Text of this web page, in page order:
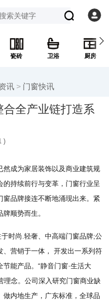
瓷砖 卫浴 厨房
讯 > 门窗快讯
全产业链打造系
)
成为家居装饰以及商业建筑规
持续前行与变革，门窗行业呈
品牌接连不断地涌现出来。紧
顺势而生。
时尚.轻奢、中高端门窗品牌;公
营销于一体， 开发出一系列符
能产品。“静音门窗·生活大
理念。公司深入研究门窗商业缺
内地生产，广东标准，全球品